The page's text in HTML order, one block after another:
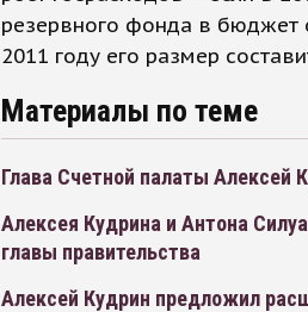
резервного фонда в бюджет
2011 году его размер
Материалы по теме
Глава Счетной палаты Алексей
Алексея Кудрина и Антона
главы правительства
Алексей Кудрин предложил